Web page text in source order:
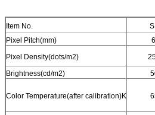
Item No.
Pixel Pitch(mm)
Pixel Density(dots/m2)
Brightness(cd/m2)
Color Temperature(after calibration)K